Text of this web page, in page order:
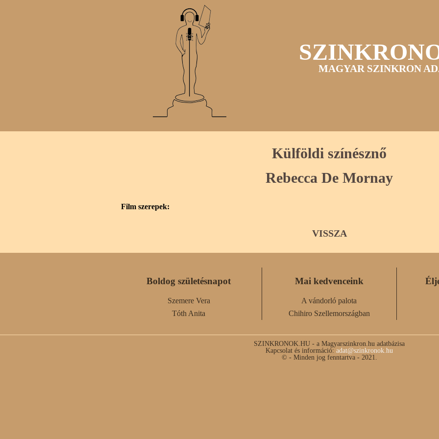
MAGYAR SZINKRON
Külföldi színésznő
Rebecca De Mornay
Film szerepek:
VISSZA
Boldog születésnapot
Szemere Vera
Tóth Anita
Mai kedvenceink
A vándorló palota
Chihiro Szellemországban
SZINKRONOK.HU - a Magyarszinkron.hu adatbázisa
Kapcsolat és információ: adat@szinkronok.hu
© - Minden jog fenntartva - 2021.